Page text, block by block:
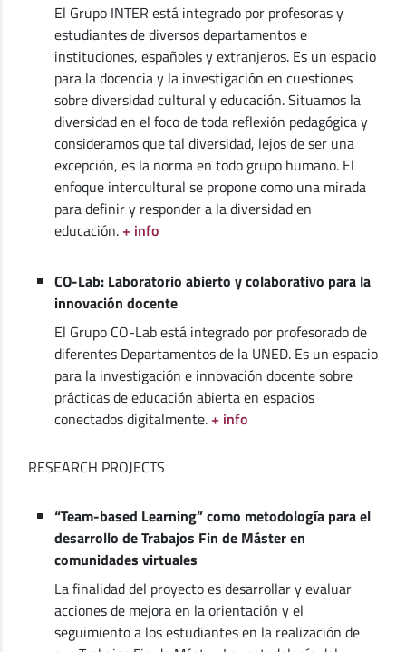
El Grupo INTER está integrado por profesoras y
estudiantes de diversos departamentos e
instituciones, españoles y extranjeros. Es un espacio
para la docencia y la investigación en cuestiones
sobre diversidad cultural y educación. Situamos la
diversidad en el foco de toda reflexión pedagógica y
consideramos que tal diversidad, lejos de ser una
excepción, es la norma en todo grupo humano. El
enfoque intercultural se propone como una mirada
para definir y responder a la diversidad en
educación.+ info
CO-Lab: Laboratorio abierto y colaborativo para la
innovación docente
El Grupo CO-Lab está integrado por profesorado de
diferentes Departamentos de la UNED. Es un espacio
para la investigación e innovación docente sobre
prácticas de educación abierta en espacios
conectados digitalmente.+ info
RESEARCH PROJECTS
“Team-based Learning” como metodología para el
desarrollo de Trabajos Fin de Máster en
comunidades virtuales
La finalidad del proyecto es desarrollar y evaluar
acciones de mejora en la orientación y el
seguimiento a los estudiantes en la realización de